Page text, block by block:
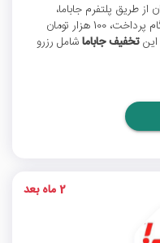
میلیون و 500 هزار تومان از طریق پلتفرم جاباما،
هنگام پرداخت، 100 هزار تومان
تخفیف جاباماشامل رزرو
2 ماه بعد